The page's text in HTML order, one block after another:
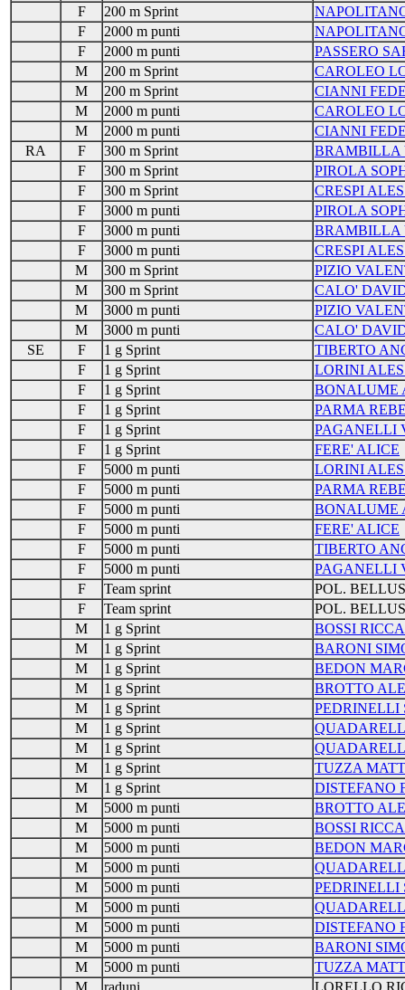
F
200 m Sprint
F
2000 m punti
F
2000 m punti
PASSERO
M
200 m Sprint
CAROLEO
M
200 m Sprint
CIANNI
M
2000 m punti
CAROLEO
M
2000 m punti
CIANNI
RA
F 300 m Sprint
BRAMBILLA
F
300 m Sprint
PIROLA
F
300 m Sprint
CRESPI
F
3000 m punti
PIROLA
F
3000 m punti
BRAMBILLA
F
3000 m punti
CRESPI
M
300 m Sprint
PIZIO
M
300 m Sprint
CALO'
M
3000 m punti
PIZIO
M
3000 m punti
CALO'
SE
F 1 g Sprint
TIBERTO
F
1 g Sprint
LORINI
F
1 g Sprint
BONALUME
F
1 g Sprint
PARMA
F
1 g Sprint
PAGANELLI
F
1 g Sprint
FERE' ALICE
F
5000 m punti
LORINI
F
5000 m punti
PARMA
F
5000 m punti
BONALUME
F
5000 m punti
FERE' ALICE
F
5000 m punti
TIBERTO
F
5000 m punti
PAGANELLI
F
Team sprint
POL.
F
Team sprint
POL.
M
1 g Sprint
BOSSI
M
1 g Sprint
BARONI
M
1 g Sprint
BEDON
M
1 g Sprint
BROTTO
M
1 g Sprint
PEDRINELLI
M
1 g Sprint
M
1 g Sprint
M
1 g Sprint
TUZZA
M
1 g Sprint
DISTEFANO
M
5000 m punti
BROTTO
M
5000 m punti
BOSSI
M
5000 m punti
BEDON
M
5000 m punti
M
5000 m punti
PEDRINELLI
M
5000 m punti
M
5000 m punti
DISTEFANO
M
5000 m punti
BARONI
M
5000 m punti
TUZZA
M
raduni LORELLO